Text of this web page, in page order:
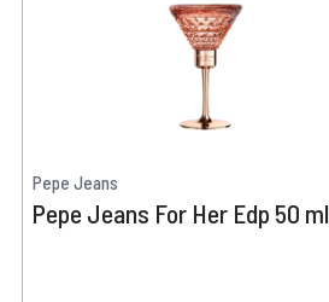
Pepe Jeans
Pepe Jeans For Her Edp 50 ml